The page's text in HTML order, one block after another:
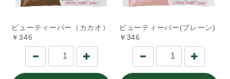
ビューティーバー（カカオ）
￥346
ビューティーバー(プレーン)
￥346